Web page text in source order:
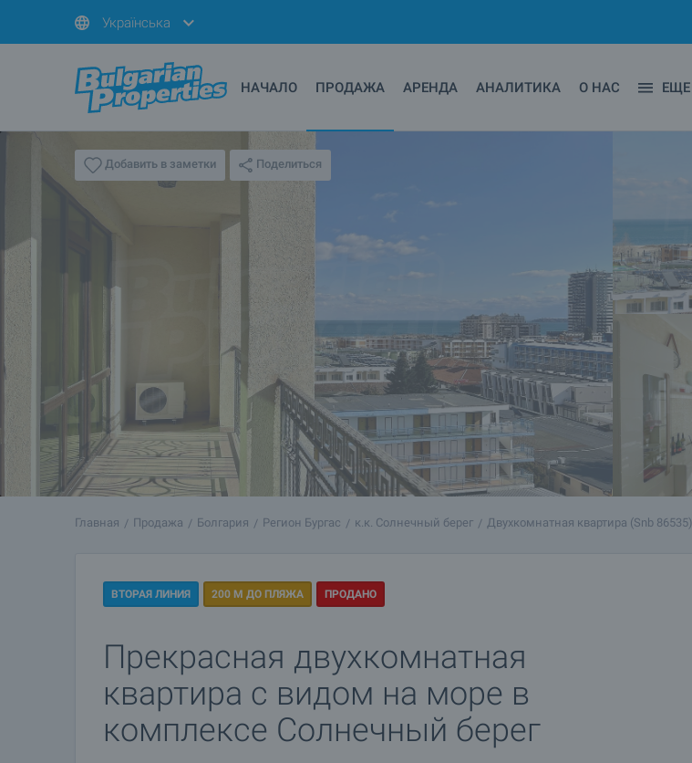
Українська
НАЧАЛО ПРОДАЖА АРЕНДА АНАЛИТИКА О НАС ЕЩЕ
Добавить в заметки Поделиться
Главная Продажа Болгария Регион Бургас к.к. Солнечный берег Двухкомнатная квартира (Snb 86535)
ВТОРАЯ ЛИНИЯ 200 М ДО ПЛЯЖА ПРОДАНО
Прекрасная двухкомнатная
квартира с видом на море в
комплексе Солнечный берег